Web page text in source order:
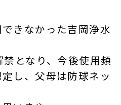
みお問い合わせ
きなかった吉岡浄水
となり、今後使用頻
し、父母は防球ネッ